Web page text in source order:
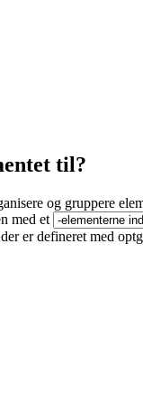
til?
og gruppere
med et
er defineret med